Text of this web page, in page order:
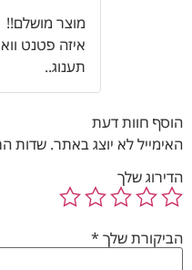
מוצר מושלם!!
איזה פטנט
תענוג..
הוסף חוות דעת
האימייל לא יוצג באתר. שדות
הדירוג שלך
הביקורת שלך *